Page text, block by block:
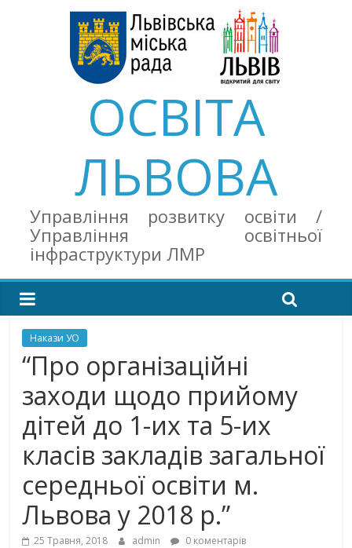
ОСВІТА
ЛЬВОВА
Управління розвитку освіти /
Управління освітньої
інфраструктури ЛМР
Накази УО
“Про організаційні
заходи щодо прийому
дітей до 1-их та 5-их
класів закладів загальної
середньої освіти м.
Львова у 2018 р.”
25 Травня, 2018 admin 0 коментарів